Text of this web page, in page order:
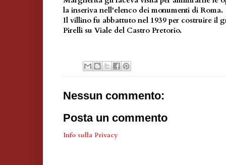
la inseriva nell'elenco dei monumenti di Roma.
Il villino fu abbattuto nel 1939 per costruire il
Pirelli su Viale del Castro Pretorio.
Nessun commento:
Posta un commento
Info sulla Privacy